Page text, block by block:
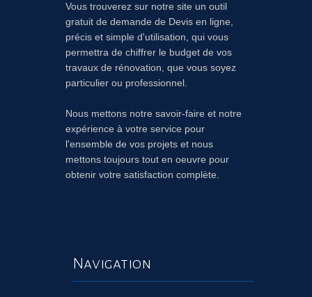
Vous trouverez sur notre site un outil
gratuit de demande de Devis en ligne,
précis et simple d'utilisation, qui vous
permettra de chiffrer le budget de vos
travaux de rénovation, que vous soyez
particulier ou professionnel.
Nous mettons notre savoir-faire et notre
expérience à votre service pour
l'ensemble de vos projets et nous
mettons toujours tout en oeuvre pour
obtenir votre satisfaction complète.
Navigation